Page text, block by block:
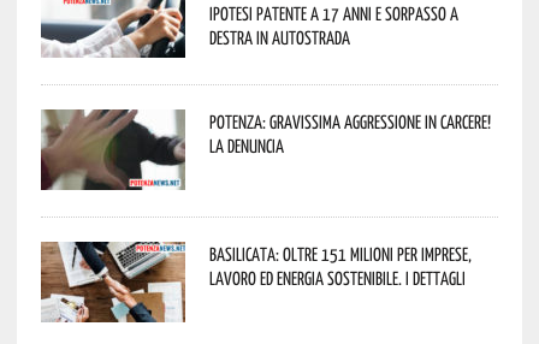
ipotesi patente a 17 anni e sorpasso a
destra in autostrada
Potenza: gravissima aggressione in Carcere!
La denuncia
Basilicata: oltre 151 milioni per imprese,
lavoro ed energia sostenibile. I dettagli